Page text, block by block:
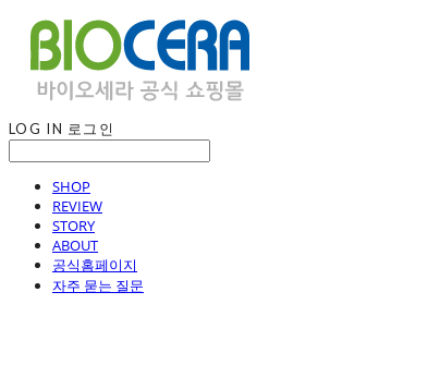
LOG IN 로그인
SHOP
REVIEW
STORY
ABOUT
공식홈페이지
자주 묻는 질문